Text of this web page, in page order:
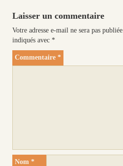
Laisser un commentaire
Votre adresse e-mail ne sera pas publiée.
indiqués avec *
Commentaire *
Nom *